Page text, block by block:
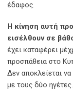
έδαφος.
Η κίνηση αυτή
εισέλθουν σε
έχει καταφέρει
προσπάθεια στο
Δεν αποκλείεται να
με τους δύο ηγέτες.